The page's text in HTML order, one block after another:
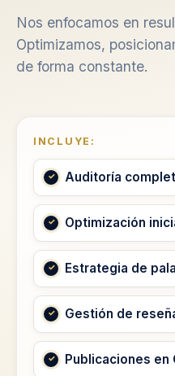
Nos enfocamos en
Optimizamos,
de forma constante.
INCLUYE:
Auditoría
Optimización
Estrategia de
Gestión de
Publicaciones en